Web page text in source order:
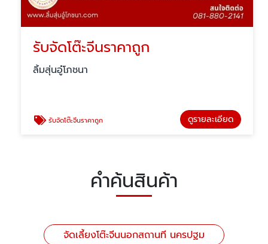
รับจัดโต๊ะจีนราคาถูก
ลิ้มสุ่นอู๋โภชนา
รับจัดโต๊ะจีนราคาถูก ดูรายละเอียด
คำค้นสินค้า
จัดเลี้ยงโต๊ะจีนนอกสถานที นครปฐม